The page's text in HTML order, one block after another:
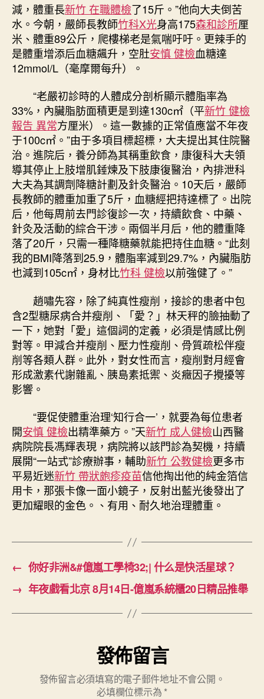
減，體重長新竹 在職體檢了15斤。”他向大夫倒苦
水。今朝，嚴師長教師竹科X光身高175森和診所厘
米、體重89公斤，爬樓梯老是氣喘吁吁。更辣手的
是體重增添后血糖飆升，空肚安慎 健檢血糖達
12mmol/L（毫摩爾每升）。
“老嚴初診時的人體成分剖析顯示體脂率為
33%，內臟脂肪面積更是到達130c㎡（平新竹 健檢
報告 異常方厘米）。這一數據的正常值應當不年夜
于100c㎡。”由于多項目標超標，大夫提出其住院醫
治。進院后，養分師為其稱重飲食，康復科大夫領
導其停止上肢增肌錘煉及下肢康復醫治，內排泄科
大夫為其調劑降糖計劃及針灸醫治。10天后，嚴師
長教師的體重加重了5斤，血糖經把持達標了。出院
后，他每周前去門診復診一次，持續飲食、中藥、
針灸及活動的綜合干涉。兩個半月后，他的體重降
落了20斤，只需一種降糖藥就能把持住血糖。“此刻
我的BMI降落到25.9，體脂率減到29.7%，內臟脂肪
也減到105c㎡，身材比竹科 健檢以前強健了。”
趙嘯先容，除了純真性瘦削，接診的患者中包
含2型糖尿病合并瘦削、「愛？」林天秤的臉抽動了
一下，她對「愛」這個詞的定義，必須是情感比例
對等。甲減合并瘦削、壓力性瘦削、骨質疏松伴瘦
削等各類人群。此外，對女性而言，瘦削對月經會
形成激素代謝雜亂、胰島素抵禦、炎癥因子攪擾等
影響。
“要促使體重治理‘知行合一’，就要為每位患者
開安慎 健檢出精準藥方。”天新竹 成人健檢山西醫
病院院長馮輝表現，病院將以該門診為契機，持續
展開“一站式”診療辦事，輔助新竹 公教健檢更多市
平易近迷新竹 帶狀皰疹疫苗信他掏出他的純金箔信
用卡，那張卡像一面小鏡子，反射出藍光後發出了
更加耀眼的金色。、有用、耐久地治理體重。
← 你好非洲&#億嵐工學椅32;| 什么是快活星球？
→ 年夜戲看北京 8月14日-億嵐系統櫃20日精品推舉
發佈留言
發佈留言必須填寫的電子郵件地址不會公開。
必填欄位標示為 *